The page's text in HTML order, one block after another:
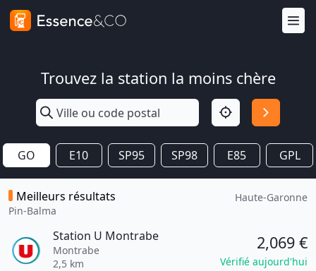
Trouvez la station la moins chère
GO E10 SP95 SP98 E85 GPL
Meilleurs résultats
Pin-Balma
Haute-Garonne
Station U Montrabe
Montrabe
2,5 km
2,069 €
Vérifié aujourd'hui